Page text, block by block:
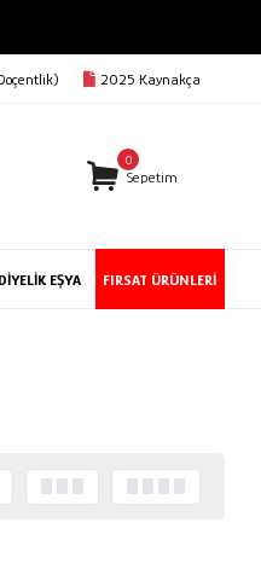
2025 Kaynakça
0
Sepetim
EŞYA FIRSAT ÜRÜNLERİ